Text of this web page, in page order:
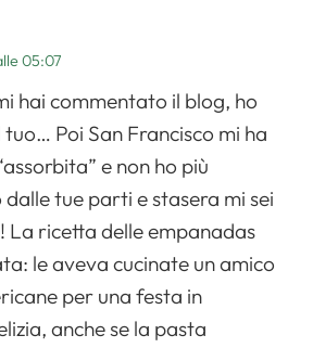
05:07
hai commentato il blog, ho
tuo… Poi San Francisco mi ha
e non ho più
tue parti e stasera mi sei
ricetta delle empanadas
le aveva cucinate un amico
per una festa in
anche se la pasta